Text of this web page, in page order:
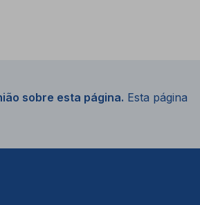
sobre esta página. Esta página